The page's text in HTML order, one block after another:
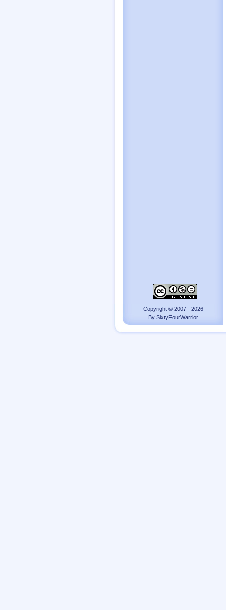
Copyright © 2007 - 2026
By SixtyFourWarrior